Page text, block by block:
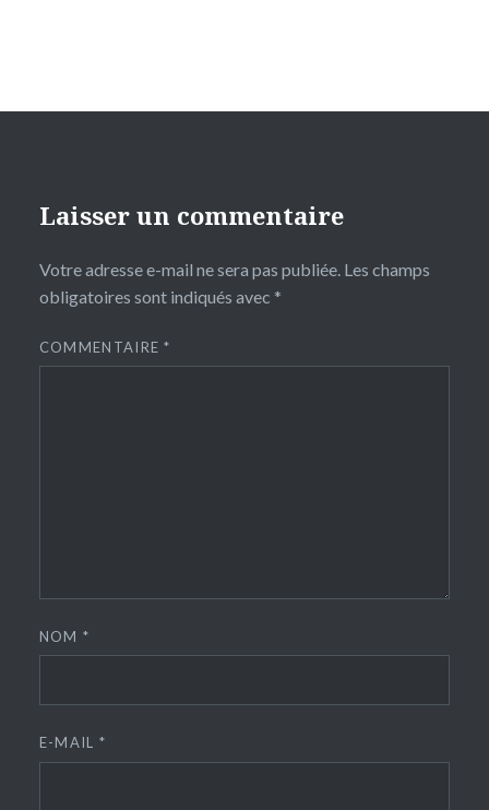
Laisser un commentaire
Votre adresse e-mail ne sera pas publiée. Les champs
obligatoires sont indiqués avec *
COMMENTAIRE*
NOM*
E-MAIL *